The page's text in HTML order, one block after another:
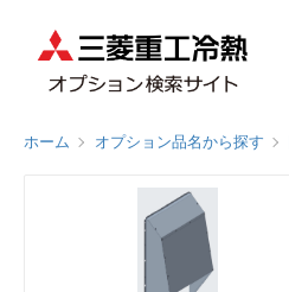
ホーム オプション品名から探す